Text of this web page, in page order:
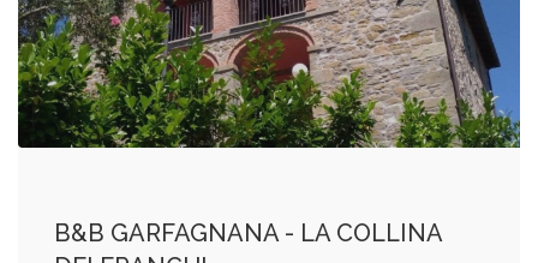
B&B GARFAGNANA - LA COLLINA